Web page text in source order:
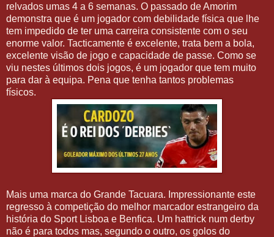
relvados umas 4 a 6 semanas. O passado de Amorim
demonstra que é um jogador com debilidade física que lhe
tem impedido de ter uma carreira consistente com o seu
enorme valor. Tacticamente é excelente, trata bem a bola,
excelente visão de jogo e capacidade de passe. Como se
viu nestes últimos dois jogos, é um jogador que tem muito
para dar à equipa. Pena que tenha tantos problemas
físicos.
Mais uma marca do Grande Tacuara. Impressionante este
regresso à competição do melhor marcador estrangeiro da
história do Sport Lisboa e Benfica. Um hattrick num derby
não é para todos mas, segundo o outro, os golos do